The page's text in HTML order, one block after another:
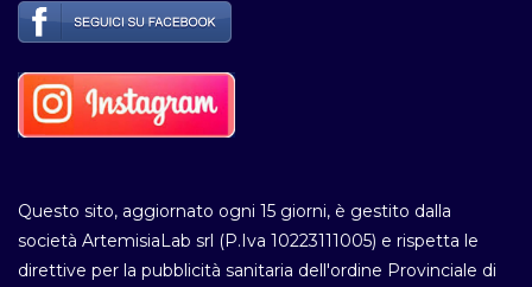
Questo sito, aggiornato ogni 15 giorni, è gestito dalla
società ArtemisiaLab srl (P.Iva 10223111005) e rispetta le
direttive per la pubblicità sanitaria dell'ordine Provinciale di